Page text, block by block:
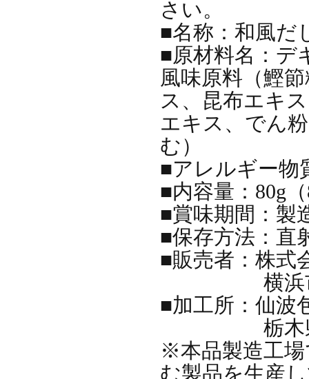
さい。
■名称：和風だ
■原材料名：デ
風味原料（鰹
ス、昆布エキ
エキス、でん
む）
■アレルギー物
■内容量：80g
■賞味期間：製
■保存方法：直
■販売者：株
横浜市神
■加工所：仙
栃木県真
※本品製造工場
む製品を生産